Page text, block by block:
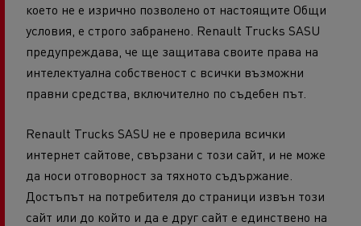
което не е изрично позволено от настоящите Общи
условия, е строго забранено. Renault Trucks SASU
предупреждава, че ще защитава своите права на
интелектуална собственост с всички възможни
правни средства, включително по съдебен път.
Renault Trucks SASU не е проверила всички
интернет сайтове, свързани с този сайт, и не може
да носи отговорност за тяхното съдържание.
Достъпът на потребителя до страници извън този
сайт или до който и да е друг сайт е единствено на